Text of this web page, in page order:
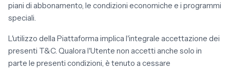
piani di abbonamento, le condizioni economiche e i programmi
speciali.
L'utilizzo della Piattaforma implica l'integrale accettazione dei
presenti T&C. Qualora l'Utente non accetti anche solo in
parte le presenti condizioni, è tenuto a cessare